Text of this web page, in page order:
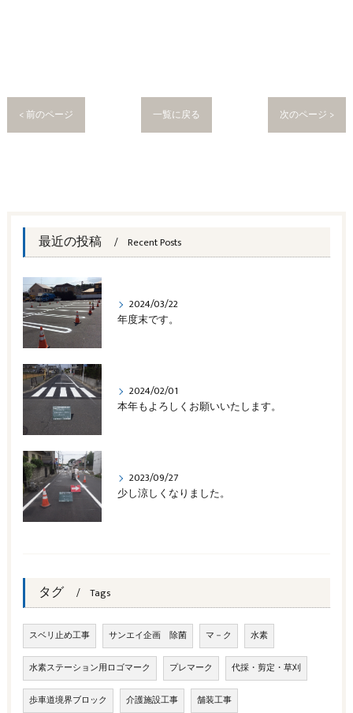
< 前のページ 一覧に戻る 次のページ >
最近の投稿 Recent Posts
2024/03/22
年度末です。
2024/02/01
本年もよろしくお願いいたします。
2023/09/27
少し涼しくなりました。
タグ Tags
スベリ止め工事 サンエイ企画 除菌 マ－ク 水素
水素ステーション用ロゴマーク プレマーク 代採・剪定・草刈
歩車道境界ブロック 介護施設工事 舗装工事